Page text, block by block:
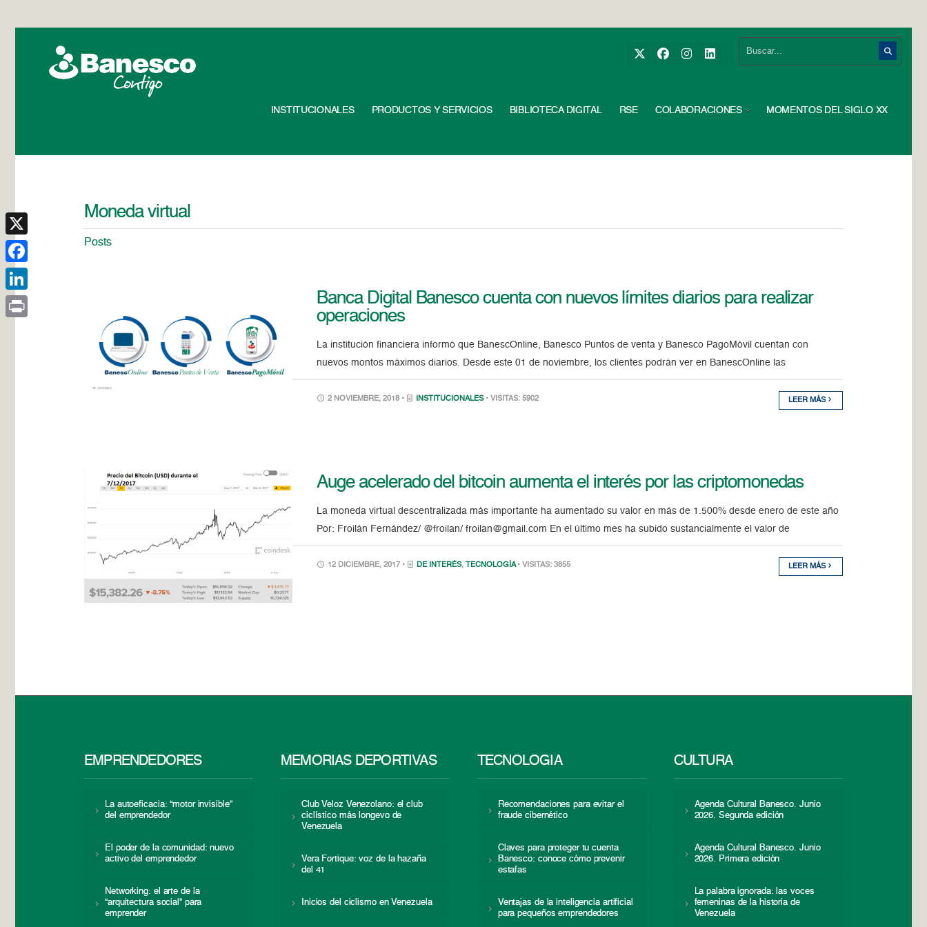
INSTITUCIONALES PRODUCTOS Y SERVICIOS BIBLIOTECA DIGITAL RSE COLABORACIONES MOMENTOS DEL SIGLO XX
Moneda virtual
Posts
Banca Digital Banesco cuenta con nuevos límites diarios para realizar
operaciones
La institución financiera informó que BanescOnline, Banesco Puntos de venta y Banesco PagoMóvil cuentan con
nuevos montos máximos diarios. Desde este 01 de noviembre, los clientes podrán ver en BanescOnline las
2 NOVIEMBRE, 2018 • INSTITUCIONALES • VISITAS: 5902 LEER MÁS
Auge acelerado del bitcoin aumenta el interés por las criptomonedas
La moneda virtual descentralizada más importante ha aumentado su valor en más de 1.500% desde enero de este año
Por: Froilán Fernández/ @froilan/ froilan@gmail.com En el último mes ha subido sustancialmente el valor de
12 DICIEMBRE, 2017 • DE INTERÉS, TECNOLOGÍA • VISITAS: 3855 LEER MÁS
EMPRENDEDORES
La autoeficacia: “motor invisible”
del emprendedor
El poder de la comunidad: nuevo
activo del emprendedor
Networking: el arte de la
“arquitectura social” para
emprender
MEMORIAS DEPORTIVAS
Club Veloz Venezolano: el club
ciclístico más longevo de
Venezuela
Vera Fortique: voz de la hazaña
del 41
Inicios del ciclismo en Venezuela
TECNOLOGÍA
Recomendaciones para evitar el
fraude cibernético
Claves para proteger tu cuenta
Banesco: conoce cómo prevenir
estafas
Ventajas de la inteligencia artificial
para pequeños emprendedores
CULTURA
Agenda Cultural Banesco. Junio
2026. Segunda edición
Agenda Cultural Banesco. Junio
2026. Primera edición
La palabra ignorada: las voces
femeninas de la historia de
Venezuela
X
Facebook
LinkedIn